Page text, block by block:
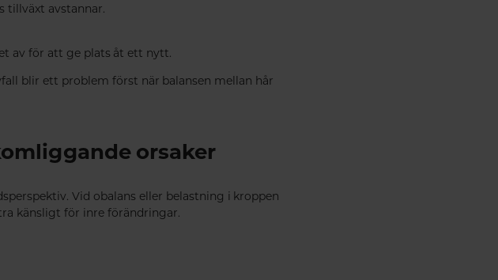
tillväxt avstannar.
av för att ge plats åt ett nytt.
blir ett problem först när balansen mellan hår
orsaker
Vid obalans eller belastning i kroppen
känsligt för inre förändringar.